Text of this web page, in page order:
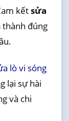
kếtsửa
thành đúng
lò vi sóng
lại sự hài
và chi